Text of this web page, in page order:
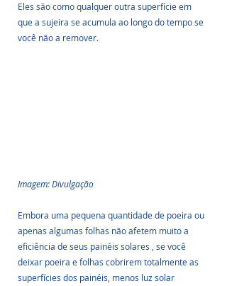
Eles são como qualquer outra superfície em
que a sujeira se acumula ao longo do tempo se
você não a remover.
Imagem: Divulgação
Embora uma pequena quantidade de poeira ou
apenas algumas folhas não afetem muito a
eficiência de seus painéis solares , se você
deixar poeira e folhas cobrirem totalmente as
superfícies dos painéis, menos luz solar